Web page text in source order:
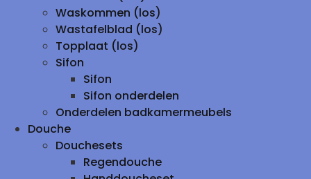
Waskommen (los)
Wastafelblad (los)
Topplaat (los)
Sifon
Sifon
Sifon onderdelen
Onderdelen badkamermeubels
Douche
Douchesets
Regendouche